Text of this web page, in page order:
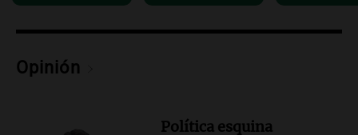
Ahora país
Episodios
Opinión
Política esquina